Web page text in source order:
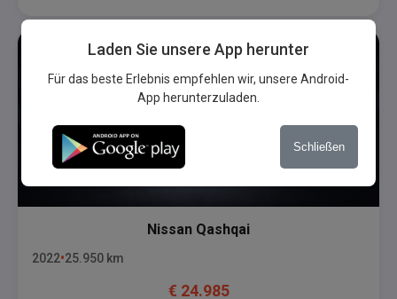
Nissan Qashqai
2022 25.950 km
€ 24.985
Laden Sie unsere App herunter
Für das beste Erlebnis empfehlen wir, unsere Android-
App herunterzuladen.
Schließen